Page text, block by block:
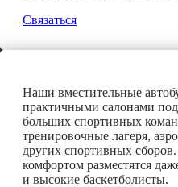
Связаться
Наши вместительные
практичными салонами
больших спортивных
тренировочные лагеря,
других спортивных
комфортом разместятся
и высокие баскетболисты.